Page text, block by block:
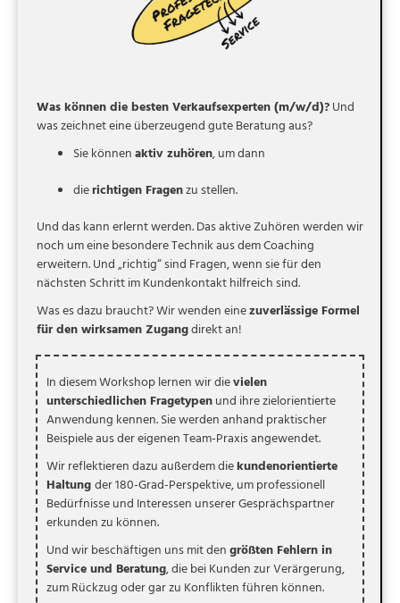
Was können die besten Verkaufsexperten (m/w/d)?Und
was zeichnet eine überzeugend gute Beratung aus?
Sie könnenaktiv zuhören, um dann
dierichtigen Fragenzu stellen.
Und das kann erlernt werden. Das aktive Zuhören werden wir
noch um eine besondere Technik aus dem Coaching
erweitern. Und „richtig“ sind Fragen, wenn sie für den
nächsten Schritt im Kundenkontakt hilfreich sind.
Was es dazu braucht? Wir wenden einezuverlässige Formel
für den wirksamen Zugangdirekt an!
In diesem Workshop lernen wir dievielen
unterschiedlichen Fragetypenund ihre zielorientierte
Anwendung kennen. Sie werden anhand praktischer
Beispiele aus der eigenen Team-Praxis angewendet.
Wir reflektieren dazu außerdem diekundenorientierte
Haltungder 180-Grad-Perspektive, um professionell
Bedürfnisse und Interessen unserer Gesprächspartner
erkunden zu können.
Und wir beschäftigen uns mit dengrößten Fehlern in
Service und Beratung, die bei Kunden zur Verärgerung,
zum Rückzug oder gar zu Konflikten führen können.